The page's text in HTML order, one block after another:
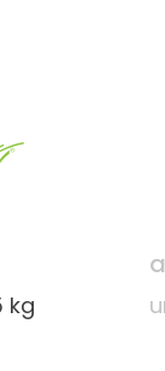
kg